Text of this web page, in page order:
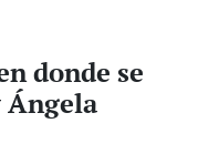
donde se
Ángela